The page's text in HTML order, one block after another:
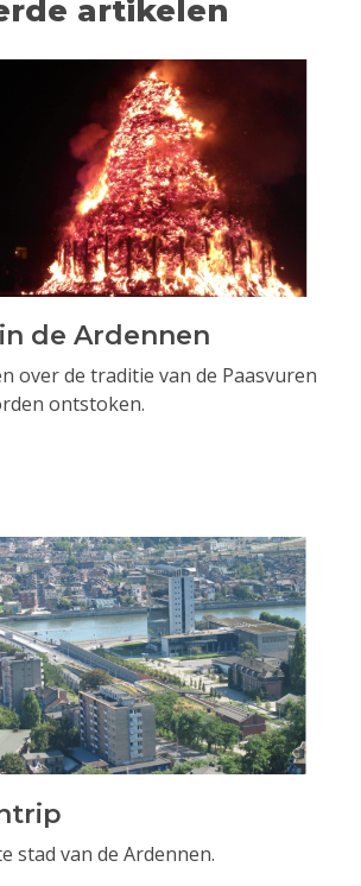
artikelen
de Ardennen
over de traditie van de Paasvuren
ontstoken.
stad van de Ardennen.